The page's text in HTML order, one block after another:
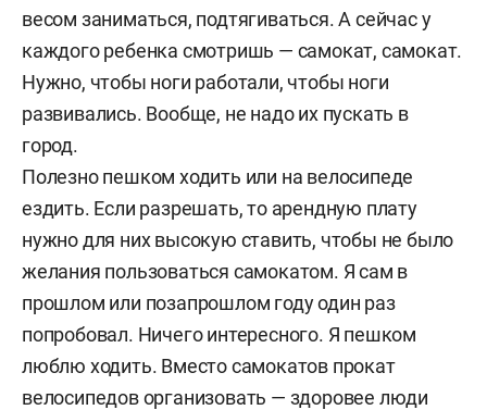
весом заниматься, подтягиваться. А сейчас у
каждого ребенка смотришь — самокат, самокат.
Нужно, чтобы ноги работали, чтобы ноги
развивались. Вообще, не надо их пускать в
город.
Полезно пешком ходить или на велосипеде
ездить. Если разрешать, то арендную плату
нужно для них высокую ставить, чтобы не было
желания пользоваться самокатом. Я сам в
прошлом или позапрошлом году один раз
попробовал. Ничего интересного. Я пешком
люблю ходить. Вместо самокатов прокат
велосипедов организовать — здоровее люди